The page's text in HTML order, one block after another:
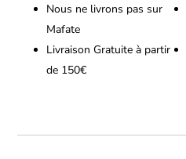
Nous ne livrons pas sur
Mafate
Livraison Gratuite à partir
de 150€